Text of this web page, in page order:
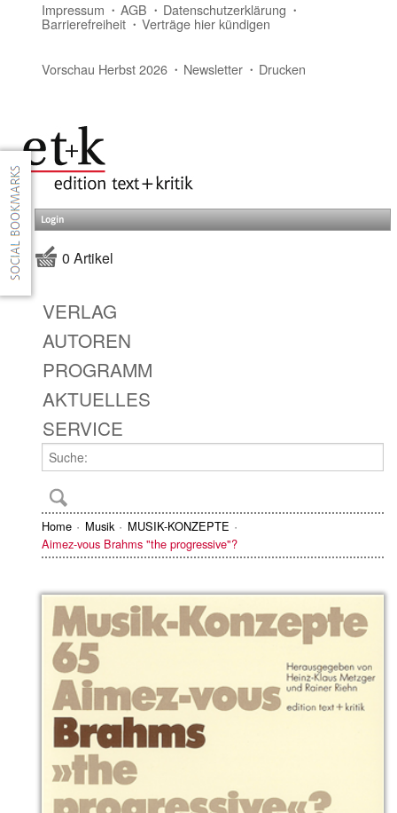
Impressum AGB Datenschutzerklärung
Barrierefreiheit Verträge hier kündigen
Vorschau Herbst 2026 Newsletter Drucken
Login
0 Artikel
VERLAG
AUTOREN
PROGRAMM
AKTUELLES
SERVICE
Home Musik
MUSIK-KONZEPTE
Aimez-vous Brahms "the progressive"?